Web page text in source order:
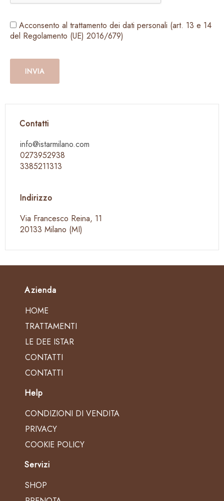
Acconsento al trattamento dei dati personali (art. 13 e 14
del Regolamento (UE) 2016/679)
Contatti
info@istarmilano.com
0273952938
3385211313
Indirizzo
Via Francesco Reina, 11
20133 Milano (MI)
Azienda
HOME
TRATTAMENTI
LE DEE ISTAR
CONTATTI
CONTATTI
Help
CONDIZIONI DI VENDITA
PRIVACY
COOKIE POLICY
Servizi
SHOP